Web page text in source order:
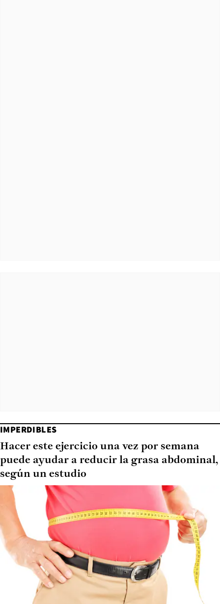
IMPERDIBLES
Hacer este ejercicio una vez por semana
puede ayudar a reducir la grasa abdominal,
según un estudio